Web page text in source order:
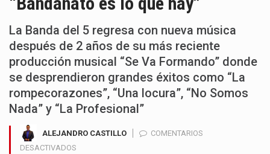
La Banda del 5 regresa con nueva música
después de 2 años de su más reciente
producción musical “Se Va Formando” donde
se desprendieron grandes éxitos como “La
rompecorazones”, “Una locura”, “No Somos
Nada” y “La Profesional”
ALEJANDRO CASTILLO
COMENTARIOS
DESACTIVADOS